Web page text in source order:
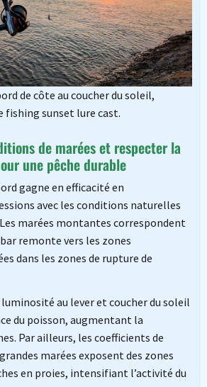
de côte au coucher du soleil,
sunset lure cast.
de marées et respecter la
une pêche durable
gagne en efficacité en
avec les conditions naturelles
marées montantes correspondent
remonte vers les zones
dans les zones de rupture de
au lever et coucher du soleil
du poisson, augmentant la
Par ailleurs, les coefficients de
marées exposent des zones
en proies, intensifiant l’activité du